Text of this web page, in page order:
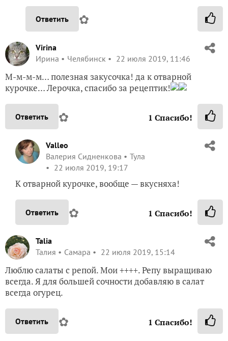
Ответить ✿
Virina
Ирина
Челябинск 22 июля 2019, 11:46
М-м-м-м… полезная закусочка! да к отварной
курочке… Лерочка, спасибо за рецептик!
Ответить ✿ 1 Спасибо!
Valleo
Валерия Сидненкова
Тула
22 июля 2019, 19:17
К отварной курочке, вообще — вкусняха!
Ответить ✿ 1 Спасибо!
Talia
Талия
Самара 22 июля 2019, 15:14
Люблю салаты с репой. Мои ++++. Репу выращиваю
всегда. Я для большей сочности добавляю в салат
всегда огурец.
Ответить ✿ 1 Спасибо!